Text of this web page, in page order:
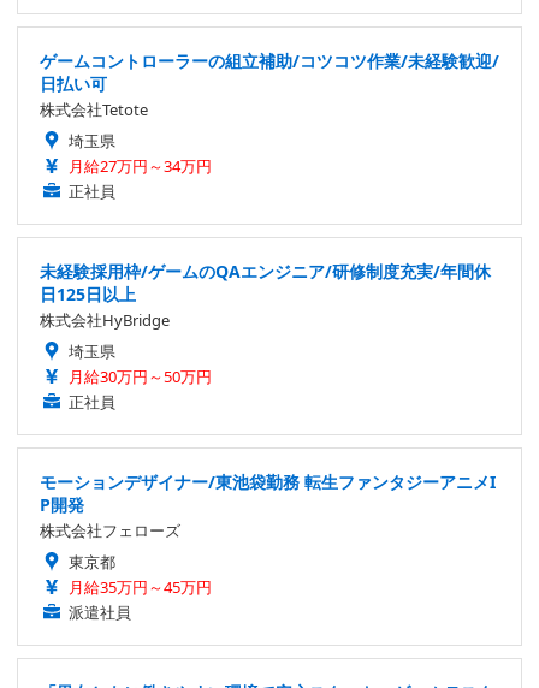
ゲームコントローラーの組立補助/コツコツ作業/未経験歓迎/
日払い可
株式会社Tetote
埼玉県
月給27万円～34万円
正社員
未経験採用枠/ゲームのQAエンジニア/研修制度充実/年間休
日125日以上
株式会社HyBridge
埼玉県
月給30万円～50万円
正社員
モーションデザイナー/東池袋勤務 転生ファンタジーアニメI
P開発
株式会社フェローズ
東京都
月給35万円～45万円
派遣社員